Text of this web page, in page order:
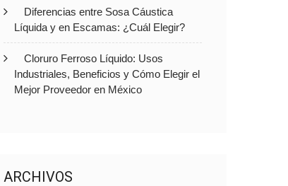
Diferencias entre Sosa Cáustica
Líquida y en Escamas: ¿Cuál Elegir?
Cloruro Ferroso Líquido: Usos
Industriales, Beneficios y Cómo Elegir el
Mejor Proveedor en México
ARCHIVOS